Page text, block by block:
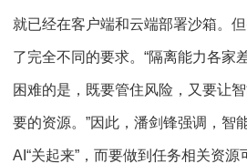
就已经在客户端和云端部署沙箱。
了完全不同的要求。“隔离能力各家
困难的是，既要管住风险，又要让
要的资源。”因此，潘剑锋强调，智
AI“关起来”，而要做到任务相关资